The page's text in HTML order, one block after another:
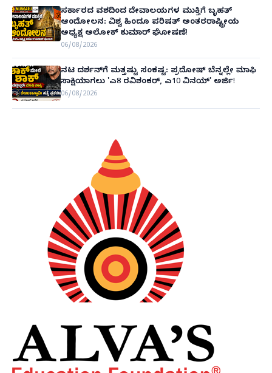
ಸರ್ಕಾರದ ವಶದಿಂದ ದೇವಾಲಯಗಳ ಮುಕ್ತಿಗೆ ಬೃಹತ್
ಆಂದೋಲನ: ವಿಶ್ವ ಹಿಂದೂ ಪರಿಷತ್ ಅಂತರರಾಷ್ಟ್ರೀಯ
ಅಧ್ಯಕ್ಷ ಅಲೋಕ್ ಕುಮಾರ್ ಘೋಷಣೆ!
06/08/2026
ನಟ ದರ್ಶನ್‌ಗೆ ಮತ್ತಷ್ಟು ಸಂಕಷ್ಟ: ಪ್ರದೋಷ್ ಬೆನ್ನಲ್ಲೇ ಮಾಫಿ
ಸಾಕ್ಷಿಯಾಗಲು 'ಎ8 ರವಿಶಂಕರ್, ಎ10 ವಿನಯ್' ಅರ್ಜಿ!
06/08/2026